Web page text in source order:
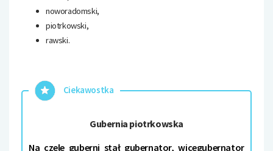
noworadomski,
piotrkowski,
rawski.
Ciekawostka
Gubernia piotrkowska
Na czele guberni stał gubernator, wicegubernator